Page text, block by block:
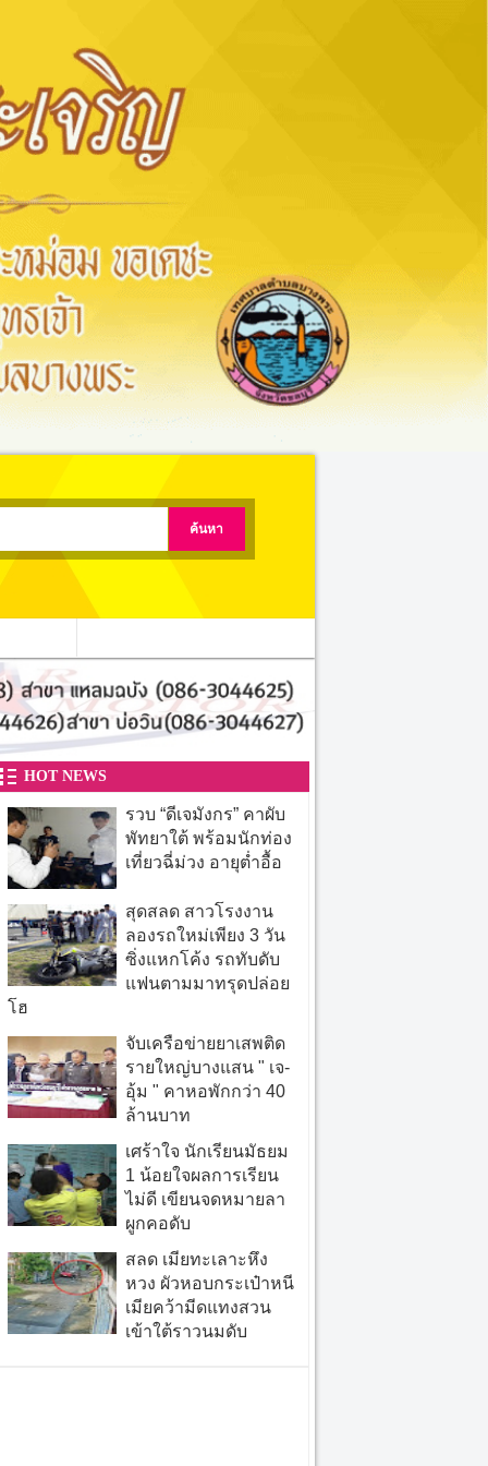
HOT NEWS
รวบ “ดีเจมังกร” คาผับ
พัทยาใต้ พร้อมนักท่อง
เที่ยวฉี่ม่วง อายุต่ำอื้อ
สุดสลด สาวโรงงาน
ลองรถใหม่เพียง 3 วัน
ซิ่งแหกโค้ง รถทับดับ
แฟนตามมาทรุดปล่อย
โฮ
จับเครือข่ายยาเสพติด
รายใหญ่บางแสน " เจ-
อุ้ม " คาหอพักกว่า 40
ล้านบาท
เศร้าใจ นักเรียนมัธยม
1 น้อยใจผลการเรียน
ไม่ดี เขียนจดหมายลา
ผูกคอดับ
สลด เมียทะเลาะหึง
หวง ผัวหอบกระเป๋าหนี
เมียคว้ามีดแทงสวน
เข้าใต้ราวนมดับ